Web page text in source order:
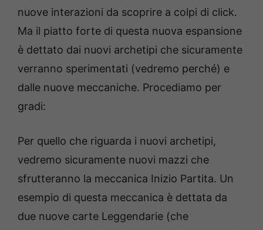
nuove interazioni da scoprire a colpi di click.
Ma il piatto forte di questa nuova espansione
è dettato dai nuovi archetipi che sicuramente
verranno sperimentati (vedremo perché) e
dalle nuove meccaniche. Procediamo per
gradi:
Per quello che riguarda i nuovi archetipi,
vedremo sicuramente nuovi mazzi che
sfrutteranno la meccanica Inizio Partita. Un
esempio di questa meccanica è dettata da
due nuove carte Leggendarie (che